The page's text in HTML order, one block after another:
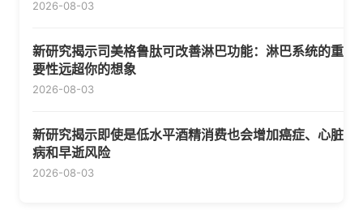
2026-08-03
新研究揭示司美格鲁肽可改善淋巴功能：淋巴系统的重
要性远超你的想象
2026-08-03
新研究揭示即使是低水平酒精消费也会增加癌症、心脏
病和早逝风险
2026-08-03